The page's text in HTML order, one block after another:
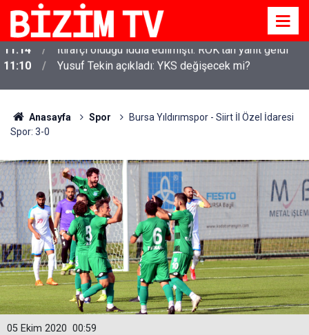
11:10 Yusuf Tekin açıkladı: YKS değişecek mi?
Anasayfa Spor
Bursa Yıldırımspor - Siirt İl Özel İdaresi
Spor: 3-0
00:59
05 Ekim 2020